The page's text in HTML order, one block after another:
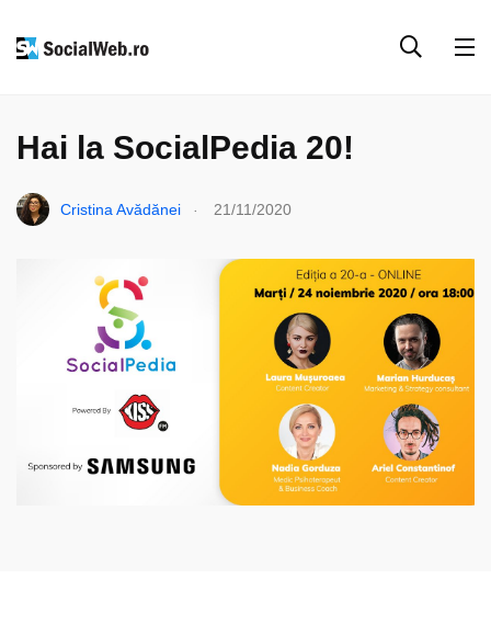
Hai la SocialPedia 20!
Cristina Avădănei 21/11/2020